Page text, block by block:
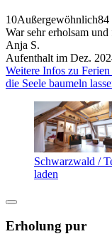
10Außergewöhnlich84
War sehr erholsam
Anja S.
Aufenthalt im Dez.
Weitere Infos zu
die Seele baumeln
Schwarzwald /
laden
Erholung pur